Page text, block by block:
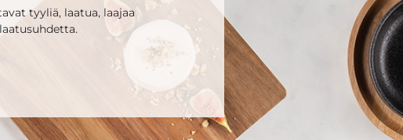
tyyliä, laatua, laajaa